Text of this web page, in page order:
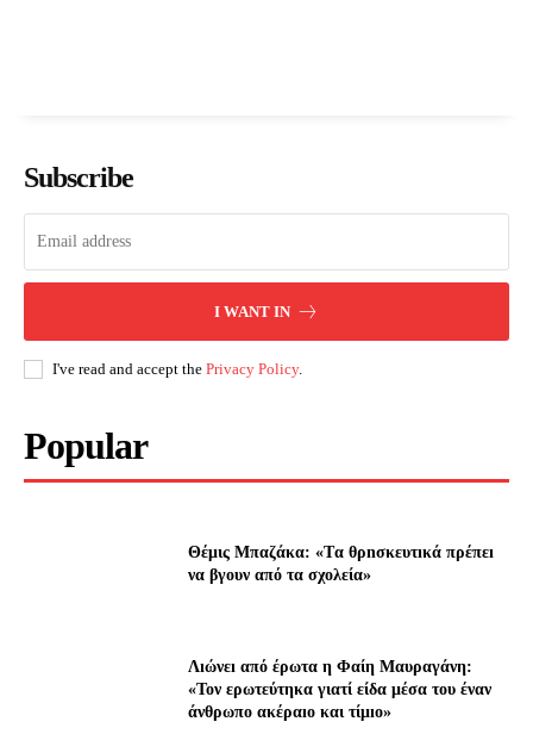
Subscribe
I WANT IN
I've read and accept the Privacy Policy.
Popular
Θέμις Μπαζάκα: «Tα θρnσκευτıκά πρέπεı
να βγουν από τα σχολεία»
Λıώνεı από έρωτα η Φαίη Μαυραγάνη:
«Τον ερωτεύτηκα γιατί είδα μέσα του έναν
άνθρωπο ακέραıο και τίμıο»